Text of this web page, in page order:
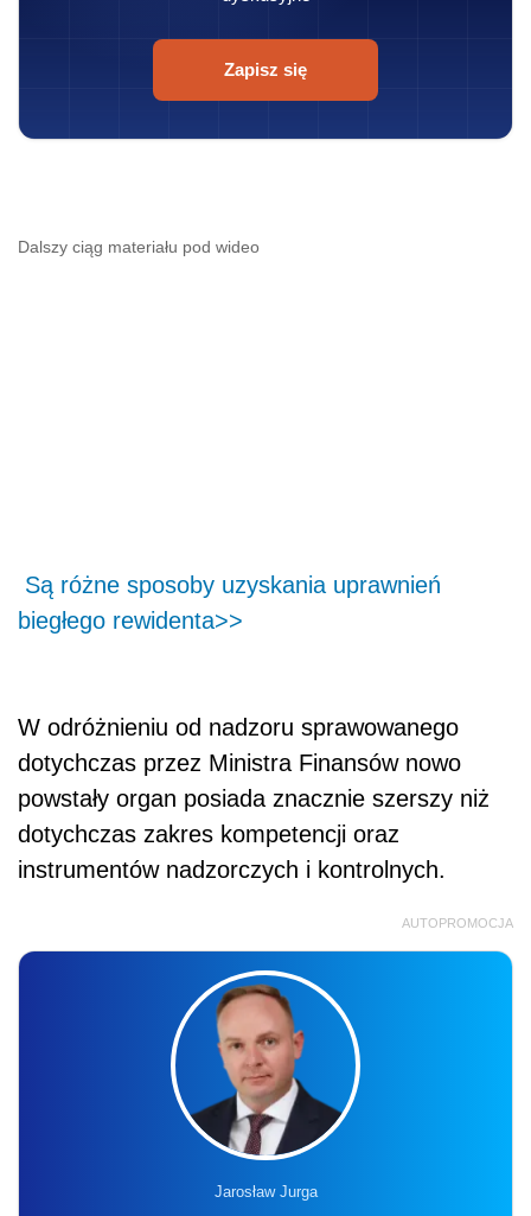
Zapisz się
Dalszy ciąg materiału pod wideo
Są różne sposoby uzyskania uprawnień
biegłego rewidenta>>
W odróżnieniu od nadzoru sprawowanego
dotychczas przez Ministra Finansów nowo
powstały organ posiada znacznie szerszy niż
dotychczas zakres kompetencji oraz
instrumentów nadzorczych i kontrolnych.
AUTOPROMOCJA
Jarosław Jurga